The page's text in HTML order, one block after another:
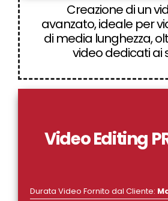
Creazione di un
avanzato, ideale per
di media lunghezza,
video dedicati ai
Video Editing
Durata Video Fornito dal Cliente: